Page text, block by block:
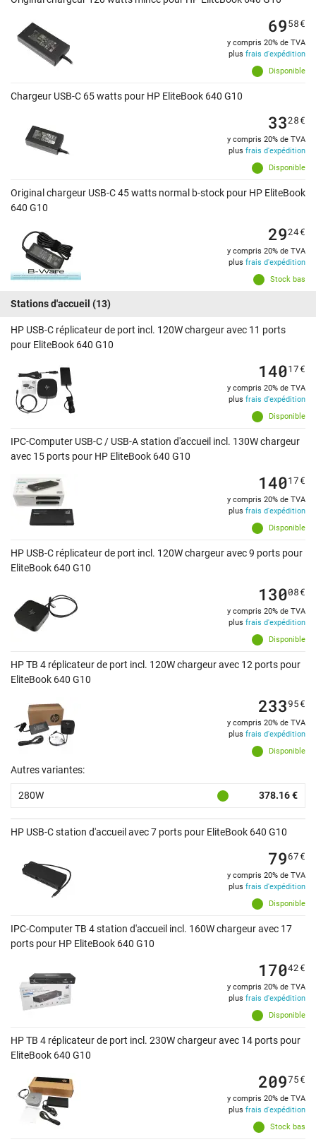
Disponible
6958€
y compris 20% de TVA
plus frais d'expédition
Chargeur USB-C 65 watts pour HP EliteBook 640 G10
Disponible
3328€
y compris 20% de TVA
plus frais d'expédition
Original chargeur USB-C 45 watts normal b-stock pour HP EliteBook
640 G10
Stock bas
2924€
y compris 20% de TVA
plus frais d'expédition
Stations d'accueil (13)
HP USB-C réplicateur de port incl. 120W chargeur avec 11 ports
pour EliteBook 640 G10
Disponible
14017€
y compris 20% de TVA
plus frais d'expédition
IPC-Computer USB-C / USB-A station d'accueil incl. 130W chargeur
avec 15 ports pour HP EliteBook 640 G10
Disponible
14017€
y compris 20% de TVA
plus frais d'expédition
HP USB-C réplicateur de port incl. 120W chargeur avec 9 ports pour
EliteBook 640 G10
Disponible
13008€
y compris 20% de TVA
plus frais d'expédition
HP TB 4 réplicateur de port incl. 120W chargeur avec 12 ports pour
EliteBook 640 G10
Disponible
23395€
y compris 20% de TVA
plus frais d'expédition
Autres variantes:
280W 378.16 €
HP USB-C station d'accueil avec 7 ports pour EliteBook 640 G10
Disponible
7967€
y compris 20% de TVA
plus frais d'expédition
IPC-Computer TB 4 station d'accueil incl. 160W chargeur avec 17
ports pour HP EliteBook 640 G10
Disponible
17042€
y compris 20% de TVA
plus frais d'expédition
HP TB 4 réplicateur de port incl. 230W chargeur avec 14 ports pour
EliteBook 640 G10
Stock bas
20975€
y compris 20% de TVA
plus frais d'expédition